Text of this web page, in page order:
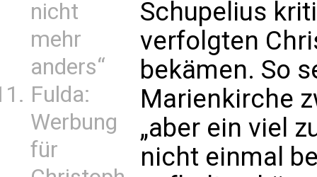
nicht
mehr
anders“
Fulda:
Werbung
für
Schupelius
verfolgten
bekämen. So
Marienkirche
„aber ein viel
nicht einmal